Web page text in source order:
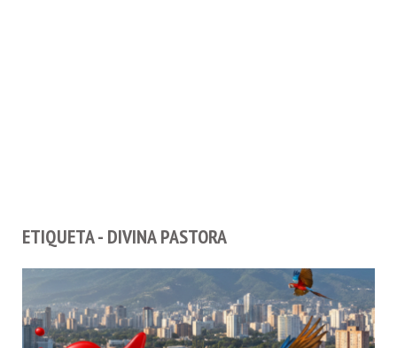
ETIQUETA - DIVINA PASTORA